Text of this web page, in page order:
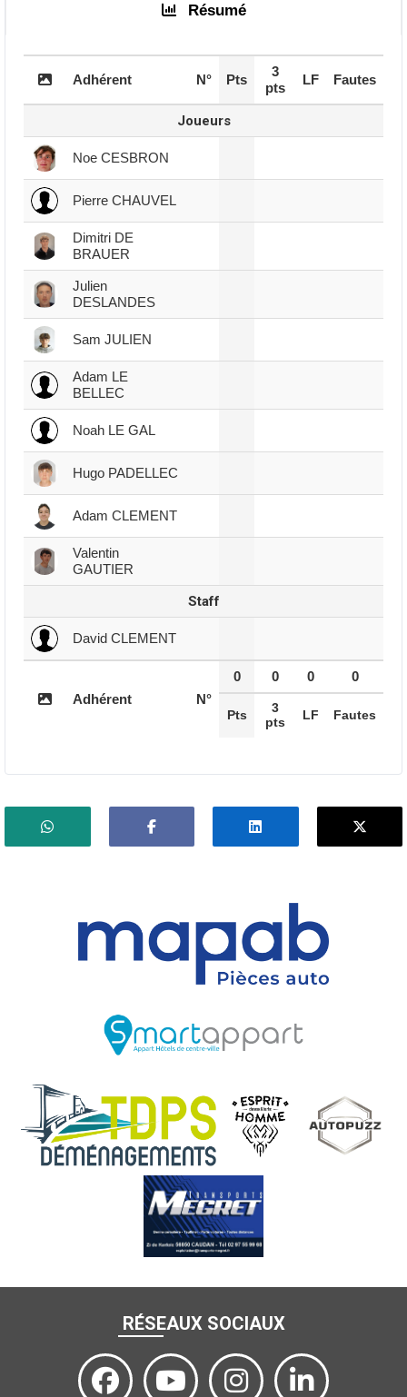
Résumé
Adhérent N° Pts
3
pts
LF Fautes
Joueurs
Noe CESBRON
Pierre CHAUVEL
Dimitri DE
BRAUER
Julien
DESLANDES
Sam JULIEN
Adam LE
BELLEC
Noah LE GAL
Hugo PADELLEC
Adam CLEMENT
Valentin
GAUTIER
Staff
David CLEMENT
Adhérent N°
0 0 0 0
Pts
3
pts
LF Fautes
RÉSEAUX SOCIAUX